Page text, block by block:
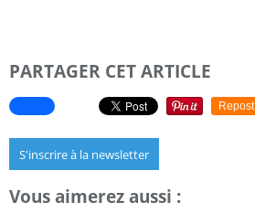
PARTAGER CET ARTICLE
Repost
S'inscrire à la newsletter
Vous aimerez aussi :